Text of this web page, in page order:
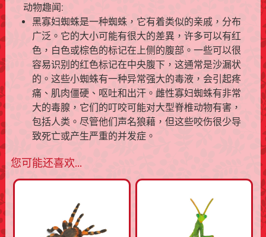
动物趣闻:
黑寡妇蜘蛛是一种蜘蛛，它有着类似的亲戚，分布
广泛。它的大小可能有很大的差異，许多可以有红
色，白色或棕色的标记在上侧的腹部。一些可以很
容易识别的红色标记在中央腹下，这通常是沙漏状
的。这些小蜘蛛有一种异常强大的毒液，会引起疼
痛、肌肉僵硬、呕吐和出汗。雌性寡妇蜘蛛有非常
大的毒腺，它们的叮咬可能对大型脊椎动物有害，
包括人类。尽管他们声名狼藉，但这些咬伤很少导
致死亡或产生严重的并发症。
您可能还喜欢…